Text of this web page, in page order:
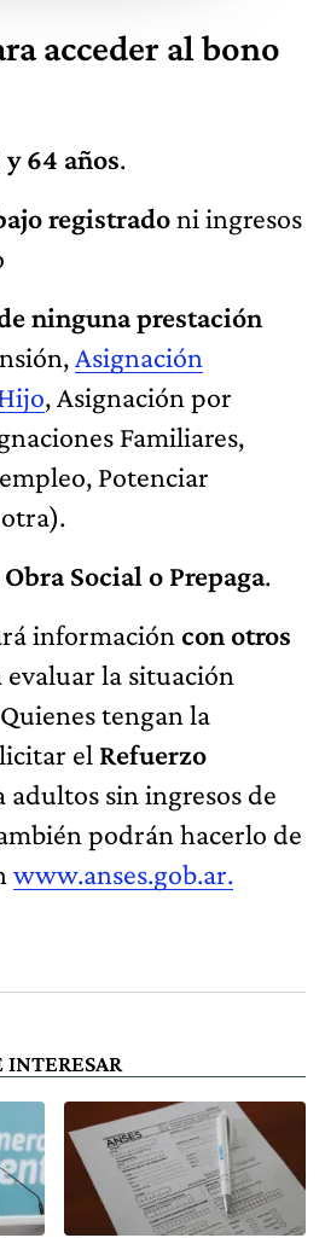
acceder al bono
y 64 años.
registradoni ingresos
ninguna prestación
Asignación
, Asignación por
Familiares,
Potenciar
Social o Prepaga.
información con otros
evaluar la situación
tengan la
el Refuerzo
adultos sin ingresos de
podrán hacerlo de
www.anses.gob.ar.